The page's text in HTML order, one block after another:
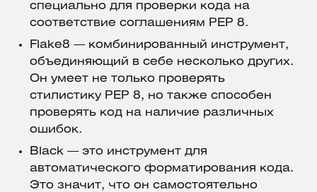
специально для проверки кода на
соответствие соглашениям PEP 8.
Flake8 — комбинированный инструмент,
объединяющий в себе несколько других.
Он умеет не только проверять
стилистику PEP 8, но также способен
проверять код на наличие различных
ошибок.
Black — это инструмент для
автоматического форматирования кода.
Это значит, что он самостоятельно